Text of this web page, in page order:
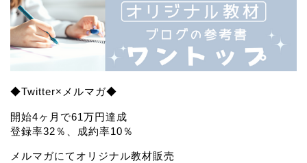
◆Twitter×メルマガ◆
開始4ヶ月で61万円達成
登録率32％、成約率10％
メルマガにてオリジナル教材販売